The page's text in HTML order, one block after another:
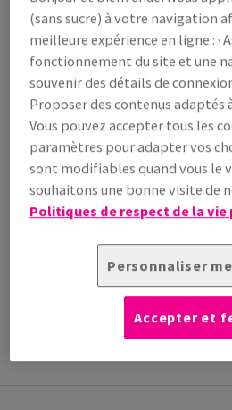
/ 1 000 feuille(s)
(144 kg )
EN STOCK
paquet(s)
ADDITIONNELLE
(sans sucre) à votre navigation
meilleure expérience en ligne : ·
fonctionnement du site et une
souvenir des détails de
Proposer des contenus adaptés
Vous pouvez accepter tous les
paramètres pour adapter vos
sont modifiables quand vous le
souhaitons une bonne visite de
Politiques de respect de la vie
Personnaliser
Accepter et